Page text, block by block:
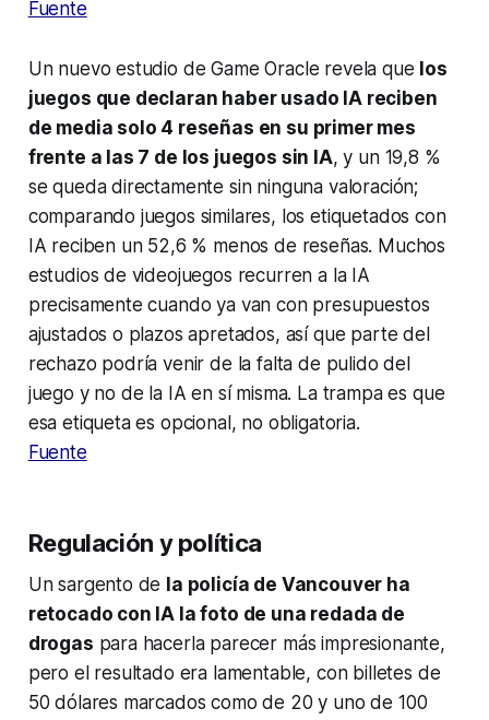
Fuente
Un nuevo estudio de Game Oracle revela que los
juegos que declaran haber usado IA reciben
de media solo 4 reseñas en su primer mes
frente a las 7 de los juegos sin IA, y un 19,8 %
se queda directamente sin ninguna valoración;
comparando juegos similares, los etiquetados con
IA reciben un 52,6 % menos de reseñas. Muchos
estudios de videojuegos recurren a la IA
precisamente cuando ya van con presupuestos
ajustados o plazos apretados, así que parte del
rechazo podría venir de la falta de pulido del
juego y no de la IA en sí misma. La trampa es que
esa etiqueta es opcional, no obligatoria.
Fuente
Regulación y política
Un sargento de la policía de Vancouver ha
retocado con IA la foto de una redada de
drogas para hacerla parecer más impresionante,
pero el resultado era lamentable, con billetes de
50 dólares marcados como de 20 y uno de 100